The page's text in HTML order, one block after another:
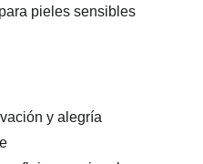
pieles sensibles
y alegría